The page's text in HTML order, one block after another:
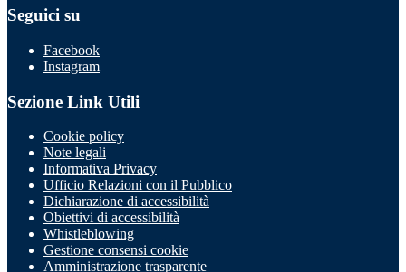
Seguici su
Facebook
Instagram
Sezione Link Utili
Cookie policy
Note legali
Informativa Privacy
Ufficio Relazioni con il Pubblico
Dichiarazione di accessibilità
Obiettivi di accessibilità
Whistleblowing
Gestione consensi cookie
Amministrazione trasparente